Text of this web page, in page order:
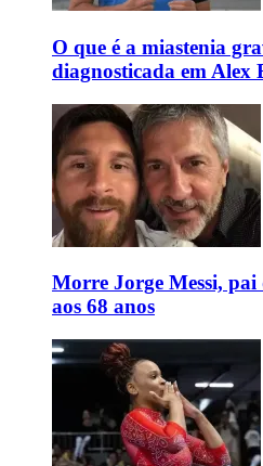
O que é a miastenia
diagnosticada em Alex
Morre Jorge Messi, pai
aos 68 anos